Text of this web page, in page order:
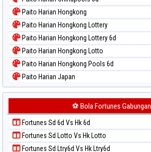
Paito Warna North Carolina Day
Paito Warna Pcso
Paito Warna Pennsylvania Day
Paito Warna Sao Paulo
Paito Warna Singapore
Paito Warna Sydney
Paito Warna Sydney Lottery
Paito Warna Sydney Lotto
Paito Warna Sydney Pools 6d
Paito Warna Taipei
Paito Warna Taiwan
Paito Harian Hongkong
Paito Harian Hongkong Lottery
Paito Harian Hongkong Lottery 6d
Paito Harian Hongkong Lotto
Paito Harian Hongkong Pools 6d
Paito Harian Japan
Paito Harian Japan 6d
Paito Harian Korea
Paito Harian Kuda Lari
Paito Harian Magnum Cambodia
Paito Harian Nagoya
⚽ Bola Fortunes Gabungan
Fortunes Sd 6d Vs Hk 6d
Fortunes Sd Lotto Vs Hk Lotto
Fortunes Sd Ltry6d Vs Hk Ltry6d